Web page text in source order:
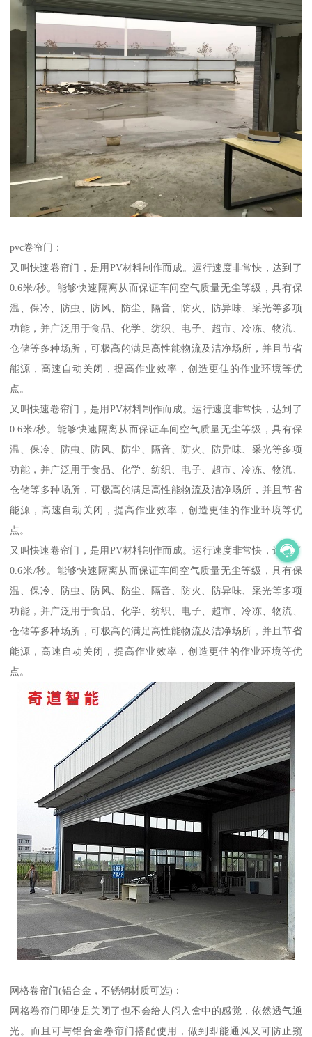
pvc卷帘门：
又叫快速卷帘门，是用PV材料制作而成。运行速度非常快，达到了
0.6米/秒。能够快速隔离从而保证车间空气质量无尘等级，具有保
温、保冷、防虫、防风、防尘、隔音、防火、防异味、采光等多项
功能，并广泛用于食品、化学、纺织、电子、超市、冷冻、物流、
仓储等多种场所，可极高的满足高性能物流及洁净场所，并且节省
能源，高速自动关闭，提高作业效率，创造更佳的作业环境等优
点。
又叫快速卷帘门，是用PV材料制作而成。运行速度非常快，达到了
0.6米/秒。能够快速隔离从而保证车间空气质量无尘等级，具有保
温、保冷、防虫、防风、防尘、隔音、防火、防异味、采光等多项
功能，并广泛用于食品、化学、纺织、电子、超市、冷冻、物流、
仓储等多种场所，可极高的满足高性能物流及洁净场所，并且节省
能源，高速自动关闭，提高作业效率，创造更佳的作业环境等优
点。
又叫快速卷帘门，是用PV材料制作而成。运行速度非常快，达到了
0.6米/秒。能够快速隔离从而保证车间空气质量无尘等级，具有保
温、保冷、防虫、防风、防尘、隔音、防火、防异味、采光等多项
功能，并广泛用于食品、化学、纺织、电子、超市、冷冻、物流、
仓储等多种场所，可极高的满足高性能物流及洁净场所，并且节省
能源，高速自动关闭，提高作业效率，创造更佳的作业环境等优
点。
网格卷帘门(铝合金，不锈钢材质可选)：
网格卷帘门即使是关闭了也不会给人闷入盒中的感觉，依然透气通
光。而且可与铝合金卷帘门搭配使用，做到即能通风又可防止窥